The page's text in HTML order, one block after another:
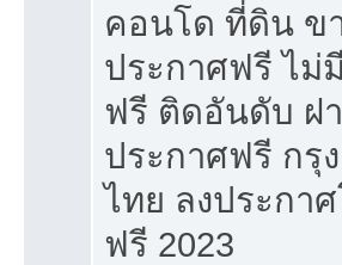
คอนโด ที่ดิน ข
ประกาศฟรี ไม่
ฟรี ติดอันดับ ฝ
ประกาศฟรี กรุ
ไทย ลงประกา
ฟรี 2023